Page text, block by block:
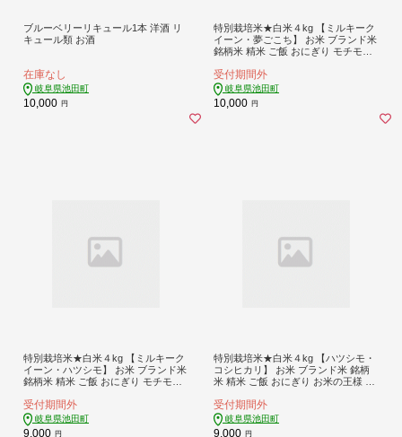
ブルーベリーリキュール1本 洋酒 リ
キュール類 お酒
在庫なし
岐阜県池田町
10,000 円
特別栽培米★白米４kg 【ミルキーク
イーン・夢ごこち】 お米 ブランド米
銘柄米 精米 ご飯 おにぎり モチモチ
受付期間外
岐阜県池田町
10,000 円
特別栽培米★白米４kg 【ミルキーク
イーン・ハツシモ】 お米 ブランド米
銘柄米 精米 ご飯 おにぎり モチモチ
受付期間外
岐阜県池田町
9,000 円
特別栽培米★白米４kg 【ハツシモ・
コシヒカリ】 お米 ブランド米 銘柄
米 精米 ご飯 おにぎり お米の王様 大
受付期間外
岐阜県池田町
9,000 円